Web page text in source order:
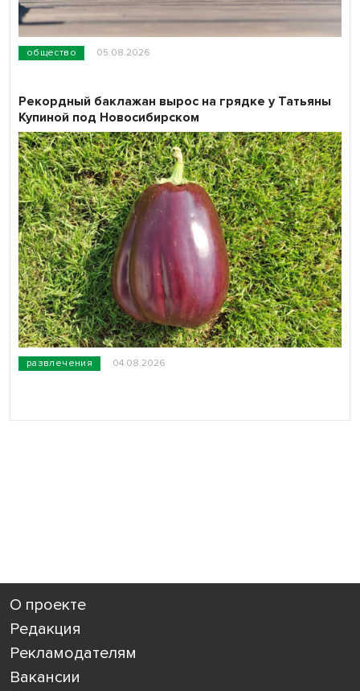
общество 05.08.2026
развлечения 04.08.2026
Рекордный баклажан вырос на грядке у Татьяны
Купиной под Новосибирском
О проекте
Редакция
Рекламодателям
Вакансии